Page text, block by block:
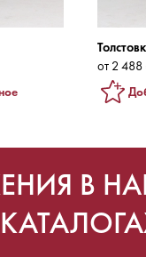
от 2 488
В